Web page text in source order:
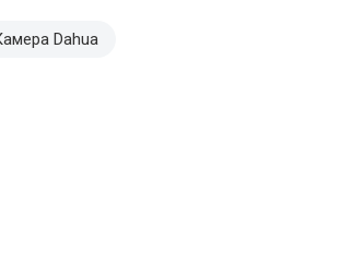
Dahua